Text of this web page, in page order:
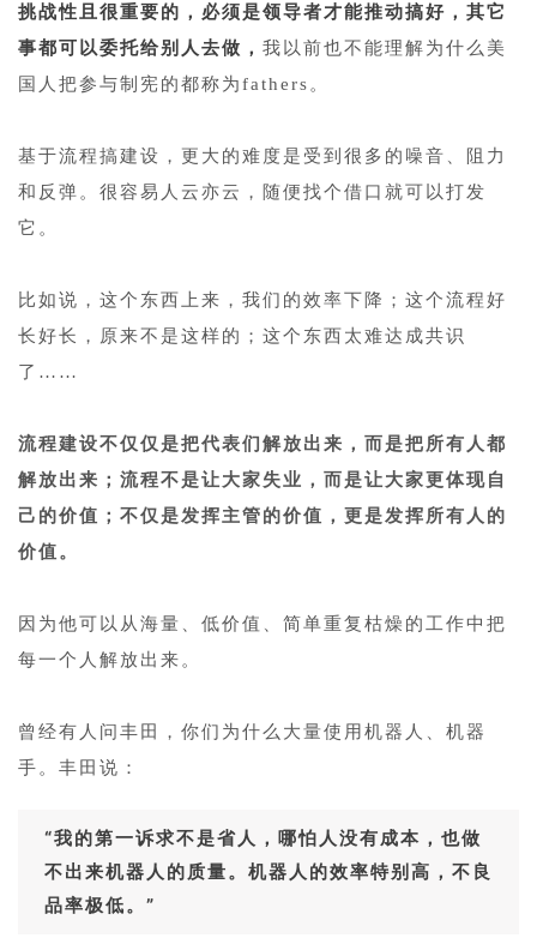
挑战性且很重要的，必须是领导者才能推动搞好，其它
事都可以委托给别人去做， 我以前也不能理解为什么美
国人把参与制宪的都称为fathers。
基于流程搞建设，更大的难度是受到很多的噪音、阻力
和反弹。很容易人云亦云，随便找个借口就可以打发
它。
比如说，这个东西上来，我们的效率下降；这个流程好
长好长，原来不是这样的；这个东西太难达成共识
了……
流程建设不仅仅是把代表们解放出来，而是把所有人都
解放出来；流程不是让大家失业，而是让大家更体现自
己的价值；不仅是发挥主管的价值，更是发挥所有人的
价值。
因为他可以从海量、低价值、简单重复枯燥的工作中把
每一个人解放出来。
曾经有人问丰田，你们为什么大量使用机器人、机器
手。丰田说：
“我的第一诉求不是省人，哪怕人没有成本，也做
不出来机器人的质量。机器人的效率特别高，不良
品率极低。”